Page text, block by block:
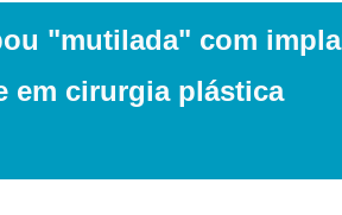
"mutilada" com
em cirurgia plástica